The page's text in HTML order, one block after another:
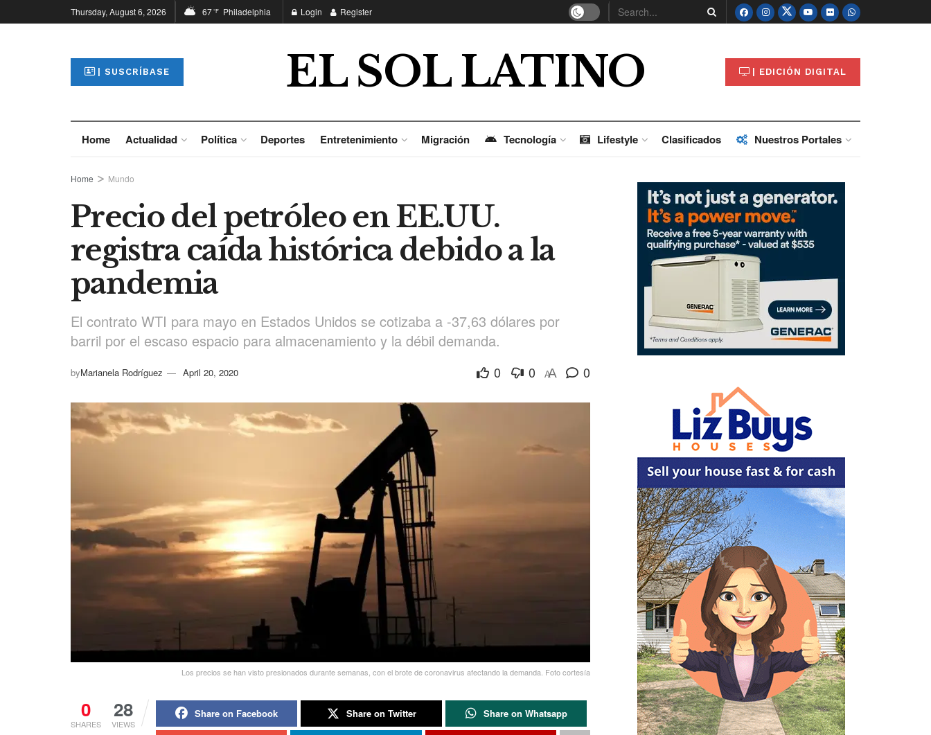
Thursday, August 6, 2026 67°F Philadelphia Login Register
| SUSCRÍBASE EL SOL LATINO | EDICIÓN DIGITAL
Home Actualidad Política Deportes Entretenimiento Migración Tecnología Lifestyle Clasificados Nuestros Portales
Home Mundo
Precio del petróleo en EE.UU.
registra caída histórica debido a la
pandemia
El contrato WTI para mayo en Estados Unidos se cotizaba a -37,63 dólares por
barril por el escaso espacio para almacenamiento y la débil demanda.
byMarianela Rodríguez April 20, 2020 0 0 AA 0
Los precios se han visto presionados durante semanas, con el brote de coronavirus afectando la demanda. Foto cortesía
0
SHARES
28
VIEWS
Share on Facebook Share on Twitter Share on Whatsapp